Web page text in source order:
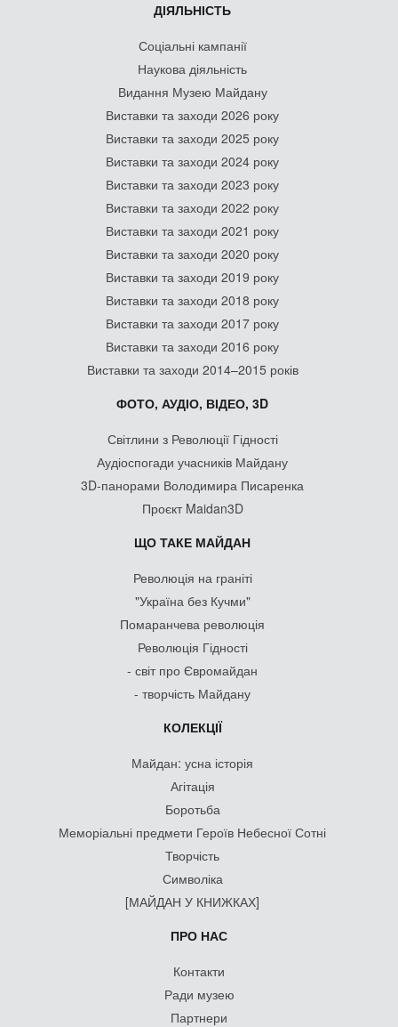
ДІЯЛЬНІСТЬ
Соціальні кампанії
Наукова діяльність
Видання Музею Майдану
Виставки та заходи 2026 року
Виставки та заходи 2025 року
Виставки та заходи 2024 року
Виставки та заходи 2023 року
Виставки та заходи 2022 року
Виставки та заходи 2021 року
Виставки та заходи 2020 року
Виставки та заходи 2019 року
Виставки та заходи 2018 року
Виставки та заходи 2017 року
Виставки та заходи 2016 року
Виставки та заходи 2014–2015 років
ФОТО, АУДІО, ВІДЕО, 3D
Світлини з Революції Гідності
Аудіоспогади учасників Майдану
3D-панорами Володимира Писаренка
Проєкт Maidan3D
ЩО ТАКЕ МАЙДАН
Революція на граніті
"Україна без Кучми"
Помаранчева революція
Революція Гідності
- світ про Євромайдан
- творчість Майдану
КОЛЕКЦІЇ
Майдан: усна історія
Агітація
Боротьба
Меморіальні предмети Героїв Небесної Сотні
Творчість
Символіка
[МАЙДАН У КНИЖКАХ]
ПРО НАС
Контакти
Ради музею
Партнери